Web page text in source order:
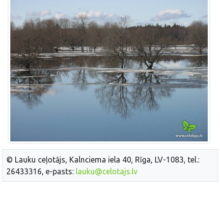
© Lauku ceļotājs, Kalnciema iela 40, Rīga, LV-1083, tel.:
26433316, e-pasts: lauku@celotajs.lv